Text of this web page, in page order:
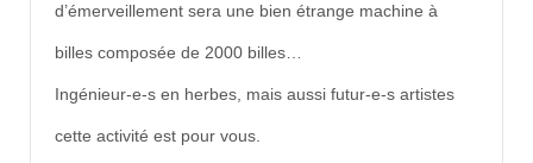
d’émerveillement sera une bien étrange machine à
billes composée de 2000 billes…
Ingénieur-e-s en herbes, mais aussi futur-e-s artistes
cette activité est pour vous.